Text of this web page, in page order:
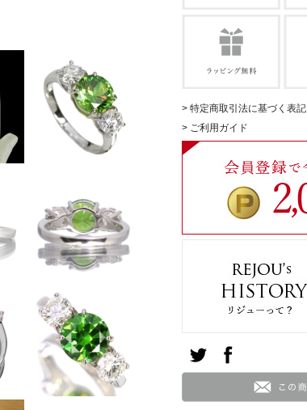
> 特定商取引法に基づく表記
> ご利用ガイド